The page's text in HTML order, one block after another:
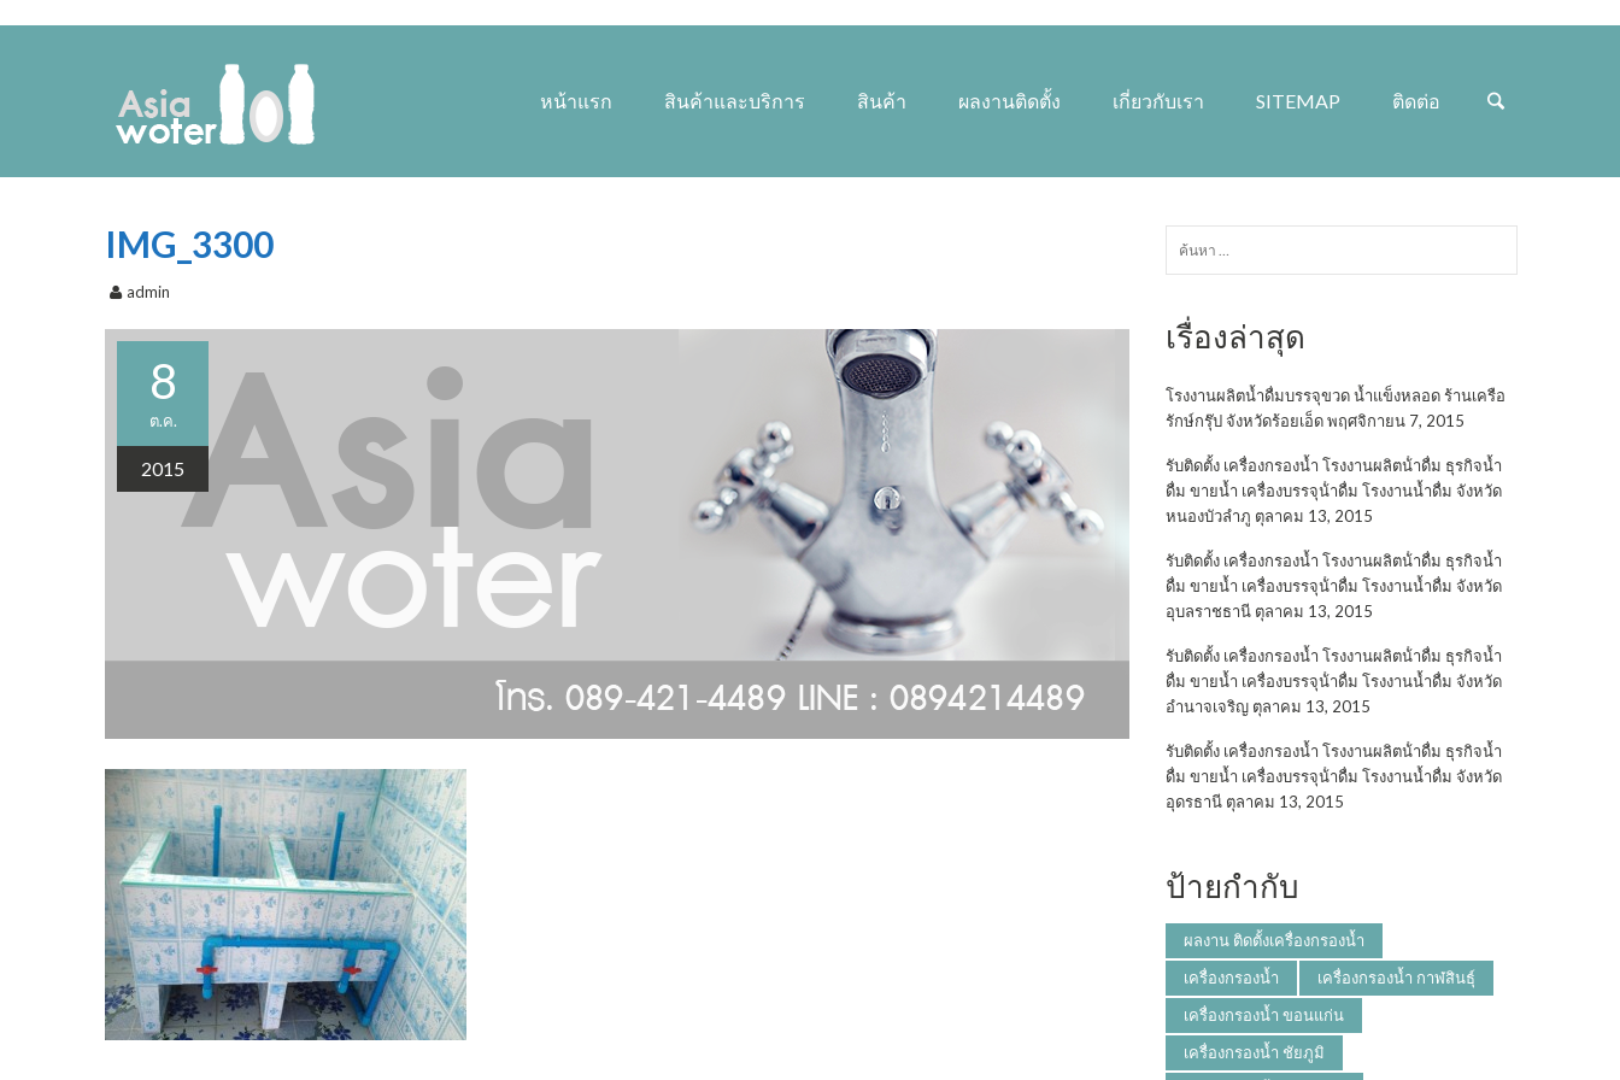
หน้าแรก สินค้าและบริการ สินค้า ผลงานติดตั้ง เกี่ยวกับเรา SITEMAP ติดต่อ
IMG_3300
admin
8
ต.ค.
2015
เรื่องล่าสุด
โรงงานผลิตน้ำดื่มบรรจุขวด น้ำแข็งหลอด ร้านเครือ
รักษ์กรุ๊ป จังหวัดร้อยเอ็ดพฤศจิกายน 7, 2015
รับติดตั้ง เครื่องกรองน้ำ โรงงานผลิตน้ําดื่ม ธุรกิจน้ำ
ดื่ม ขายน้ำ เครื่องบรรจุน้ําดื่ม โรงงานน้ำดื่ม จังหวัด
หนองบัวลำภู ตุลาคม 13, 2015
รับติดตั้ง เครื่องกรองน้ำ โรงงานผลิตน้ําดื่ม ธุรกิจน้ำ
ดื่ม ขายน้ำ เครื่องบรรจุน้ําดื่ม โรงงานน้ำดื่ม จังหวัด
อุบลราชธานี ตุลาคม 13, 2015
รับติดตั้ง เครื่องกรองน้ำ โรงงานผลิตน้ําดื่ม ธุรกิจน้ำ
ดื่ม ขายน้ำ เครื่องบรรจุน้ําดื่ม โรงงานน้ำดื่ม จังหวัด
อำนาจเจริญ ตุลาคม 13, 2015
รับติดตั้ง เครื่องกรองน้ำ โรงงานผลิตน้ําดื่ม ธุรกิจน้ำ
ดื่ม ขายน้ำ เครื่องบรรจุน้ําดื่ม โรงงานน้ำดื่ม จังหวัด
อุดรธานี ตุลาคม 13, 2015
ป้ายกำกับ
ผลงาน ติดตั้งเครื่องกรองน้ำ
เครื่องกรองน้ำ
เครื่องกรองน้ำ กาฬสินธุ์
เครื่องกรองน้ำ ขอนแก่น
เครื่องกรองน้ำ ชัยภูมิ